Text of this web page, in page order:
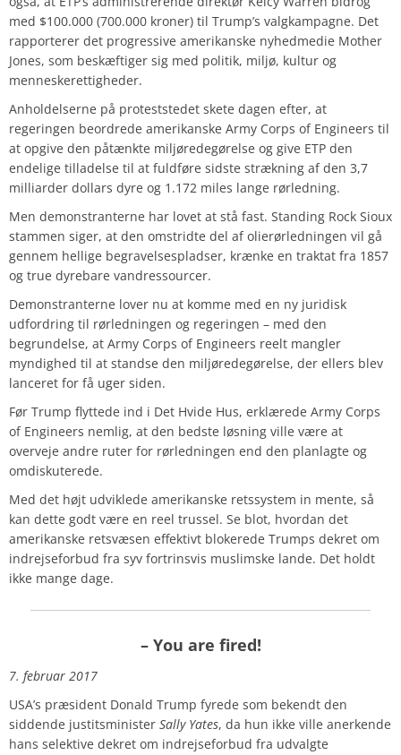
med $100.000 (700.000 kroner) til Trump’s valgkampagne. Det
rapporterer det progressive amerikanske nyhedmedie Mother
Jones, som beskæftiger sig med politik, miljø, kultur og
menneskerettigheder.
Anholdelserne på proteststedet skete dagen efter, at
regeringen beordrede amerikanske Army Corps of Engineers til
at opgive den påtænkte miljøredegørelse og give ETP den
endelige tilladelse til at fuldføre sidste strækning af den 3,7
milliarder dollars dyre og 1.172 miles lange rørledning.
Men demonstranterne har lovet at stå fast. Standing Rock Sioux
stammen siger, at den omstridte del af olierørledningen vil gå
gennem hellige begravelsespladser, krænke en traktat fra 1857
og true dyrebare vandressourcer.
Demonstranterne lover nu at komme med en ny juridisk
udfordring til rørledningen og regeringen – med den
begrundelse, at Army Corps of Engineers reelt mangler
myndighed til at standse den miljøredegørelse, der ellers blev
lanceret for få uger siden.
Før Trump flyttede ind i Det Hvide Hus, erklærede Army Corps
of Engineers nemlig, at den bedste løsning ville være at
overveje andre ruter for rørledningen end den planlagte og
omdiskuterede.
Med det højt udviklede amerikanske retssystem in mente, så
kan dette godt være en reel trussel. Se blot, hvordan det
amerikanske retsvæsen effektivt blokerede Trumps dekret om
indrejseforbud fra syv fortrinsvis muslimske lande. Det holdt
ikke mange dage.
– You are fired!
7. februar 2017
USA’s præsident Donald Trump fyrede som bekendt den
siddende justitsminister Sally Yates, da hun ikke ville anerkende
hans selektive dekret om indrejseforbud fra udvalgte